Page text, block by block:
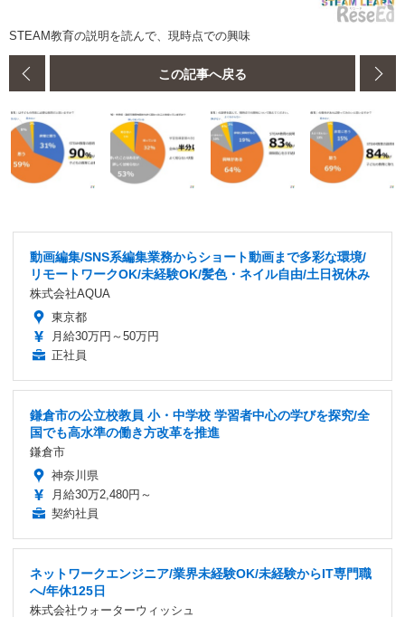
STEAM教育の説明を読んで、現時点での興味
この記事へ戻る
動画編集/SNS系編集業務からショート動画まで多彩な環境/
リモートワークOK/未経験OK/髪色・ネイル自由/土日祝休み
株式会社AQUA
東京都
月給30万円～50万円
正社員
鎌倉市の公立校教員 小・中学校 学習者中心の学びを探究/全
国でも高水準の働き方改革を推進
鎌倉市
神奈川県
月給30万2,480円～
契約社員
ネットワークエンジニア/業界未経験OK/未経験からIT専門職
へ/年休125日
株式会社ウォーターウィッシュ